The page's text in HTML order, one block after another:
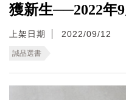
獲新生──2022年
上架日期 2022/09/12
誠品選書